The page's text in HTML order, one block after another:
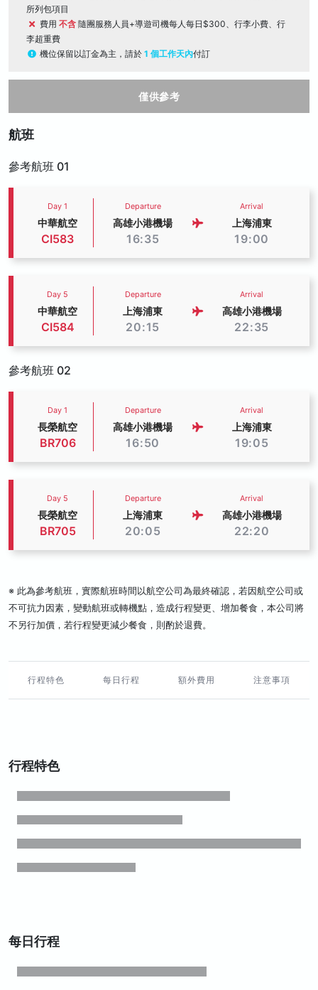
所列包項目
費用 不含 隨團服務人員+導遊司機每人每日$300、行李小費、行
李超重費
機位保留以訂金為主，請於 1 個工作天內付訂
僅供參考
航班
參考航班 01
Day 1
中華航空
CI583
Departure
高雄小港機場
16:35
Arrival
上海浦東
19:00
Day 5
中華航空
CI584
Departure
上海浦東
20:15
Arrival
高雄小港機場
22:35
參考航班 02
Day 1
長榮航空
BR706
Departure
高雄小港機場
16:50
Arrival
上海浦東
19:05
Day 5
長榮航空
BR705
Departure
上海浦東
20:05
Arrival
高雄小港機場
22:20
※ 此為參考航班，實際航班時間以航空公司為最終確認，若因航空公司或
不可抗力因素，變動航班或轉機點，造成行程變更、增加餐食，本公司將
不另行加價，若行程變更減少餐食，則酌於退費。
行程特色 每日行程 額外費用 注意事項
行程特色
每日行程